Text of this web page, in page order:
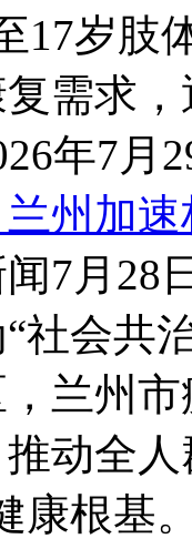
17岁肢
需求
年7月
州加速
7月28
社会共
兰州
动全
康根基